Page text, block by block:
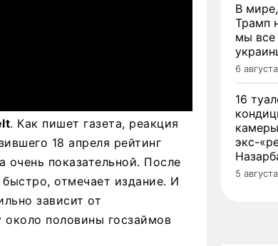
. Как пишет газета, реакция
18 апреля рейтинг
показательной. После
отмечает издание. И
зависит от
около половины госзаймов
В
Трамп
мы все
6 августа
16
экс-
5 августа